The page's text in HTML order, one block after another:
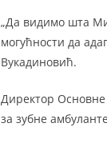
„Да видимо шта
могућности да
Вукадиновић.
Директор Основне
за зубне